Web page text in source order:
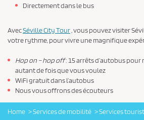
Directement dans le bus
AvecSéville City Tour , vous pouvez visiter
votre rythme, pour vivre une magnifique
Hop on – hop off: 15 arrêts d’autobus
autant de fois que vous voulez
WiFi gratuit dans l’autobus
Nous vous offrons des écouteurs
Home Services de mobilité Services